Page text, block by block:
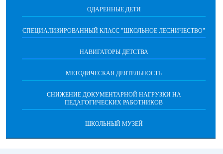
ОДАРЕННЫЕ ДЕТИ
СПЕЦИАЛИЗИРОВАННЫЙ КЛАСС "ШКОЛЬНОЕ ЛЕСНИЧЕСТВО"
НАВИГАТОРЫ ДЕТСТВА
МЕТОДИЧЕСКАЯ ДЕЯТЕЛЬНОСТЬ
СНИЖЕНИЕ ДОКУМЕНТАРНОЙ НАГРУЗКИ НА
ПЕДАГОГИЧЕСКИХ РАБОТНИКОВ
ШКОЛЬНЫЙ МУЗЕЙ